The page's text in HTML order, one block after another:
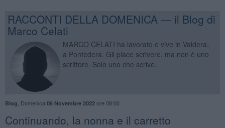
RACCONTI DELLA DOMENICA — il Blog di
Marco Celati
MARCO CELATI ha lavorato e vive in Valdera,
a Pontedera. Gli piace scrivere, ma non è uno
scrittore. Solo uno che scrive.
Blog Domenica 06 Novembre 2022ore 08:00
Continuando, la nonna e il carretto